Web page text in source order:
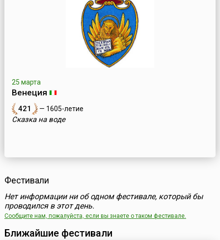
25 марта
Венеция
421 — 1605-летие
Сказка на воде
Фестивали
Нет информации ни об одном фестивале, который бы
проводился в этот день.
Сообщите нам, пожалуйста, если вы знаете о таком фестивале.
Ближайшие фестивали